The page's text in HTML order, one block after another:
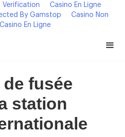
Verification
Casino En Ligne
By Gamstop
Casino Non
Casino En Ligne
fusée
station